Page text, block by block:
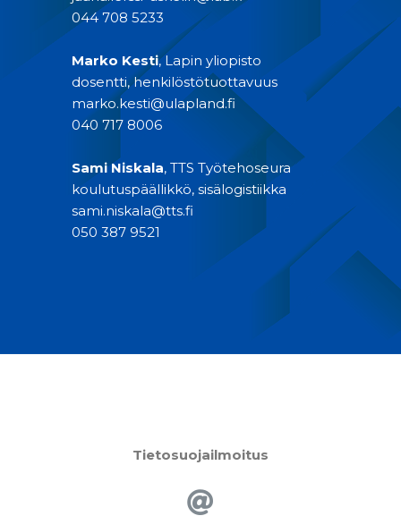
044 708 5233
Marko Kesti, Lapin yliopisto
dosentti, henkilöstötuottavuus
marko.kesti@ulapland.fi
040 717 8006
Sami Niskala, TTS Työtehoseura
koulutuspäällikkö, sisälogistiikka
sami.niskala@tts.fi
050 387 9521
Tietosuojailmoitus